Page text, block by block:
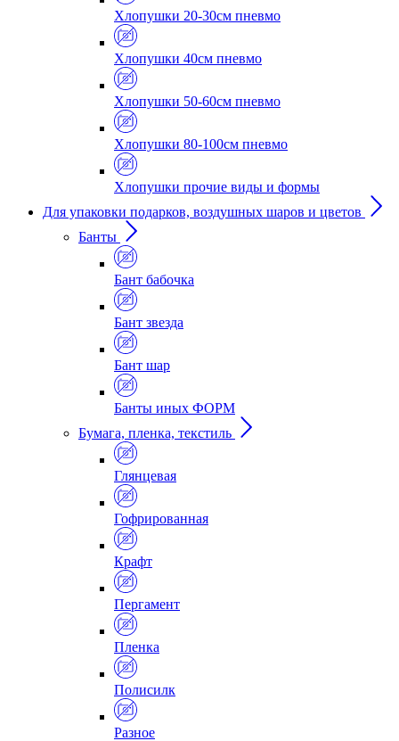
Хлопушки 20-30см пневмо
Хлопушки 40см пневмо
Хлопушки 50-60см пневмо
Хлопушки 80-100см пневмо
Хлопушки прочие виды и формы
Для упаковки подарков, воздушных шаров и цветов
Банты
Бант бабочка
Бант звезда
Бант шар
Банты иных ФОРМ
Бумага, пленка, текстиль
Глянцевая
Гофрированная
Крафт
Пергамент
Пленка
Полисилк
Разное